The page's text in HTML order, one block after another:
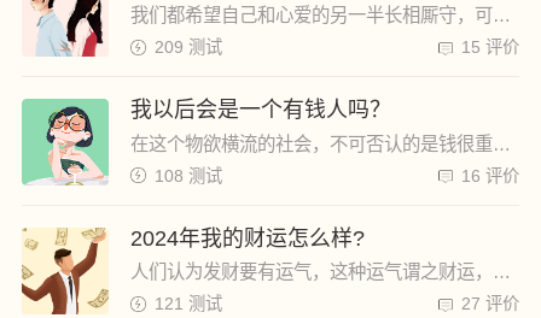
我们都希望自己和心爱的另一半长相厮守，可是总会经历波折，导致最后时分手，你能清楚的知道，你恋爱失败的原因在哪里吗？是自身原因还是客观原因呢？不如让老师给你看看吧。
209 测试 15 评价
我以后会是一个有钱人吗？
在这个物欲横流的社会，不可否认的是钱很重要。吃穿不愁的生活是人人向往的，人们都希望自己能成为有钱人，然而能成为富翁的人永远是少数。 想知道你有没有成为有钱人的命吗？快来找老师算一下吧。
108 测试 16 评价
2024年我的财运怎么样?
人们认为发财要有运气，这种运气谓之财运，有些人天生好命，不必过多努力也有许多钱，有些人则很卖力也只能拿到低微的工资，其实这是因为每个人的财运不同，你2024年的财运能量有多旺？财神眷顾指数有多高？
121 测试 27 评价